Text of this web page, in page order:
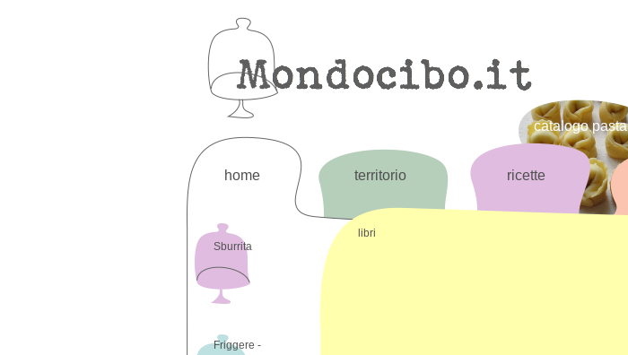
home territorio ricette
catalogo pasta
Sburrita
Friggere -
libri